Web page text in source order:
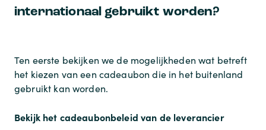
internationaal gebruikt worden?
Ten eerste bekijken we de mogelijkheden wat betreft
het kiezen van een cadeaubon die in het buitenland
gebruikt kan worden.
Bekijk het cadeaubonbeleid van de leverancier